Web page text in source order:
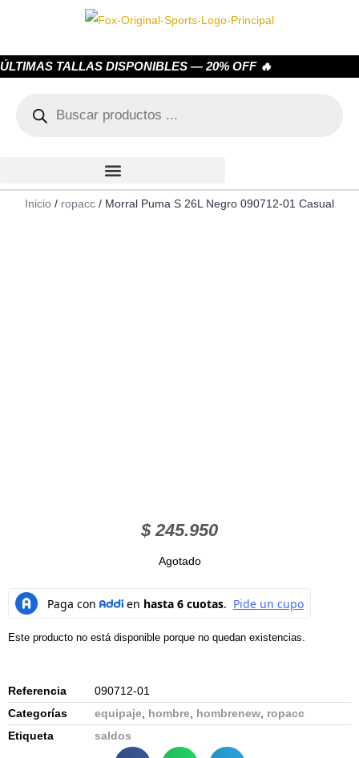
ÚLTIMAS TALLAS DISPONIBLES — 20% OFF 🔥
Inicio / ropacc / Morral Puma S 26L Negro 090712-01 Casual
$245.950
Agotado
Este producto no está disponible porque no quedan existencias.
Referencia
090712-01
Categorías
equipaje, hombre, hombrenew, ropacc
Etiqueta
saldos